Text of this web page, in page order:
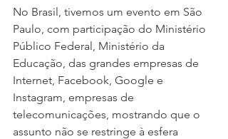
No Brasil, tivemos um evento em São
Paulo, com participação do Ministério
Público Federal, Ministério da
Educação, das grandes empresas de
Internet, Facebook, Google e
Instagram, empresas de
telecomunicações, mostrando que o
assunto não se restringe à esfera